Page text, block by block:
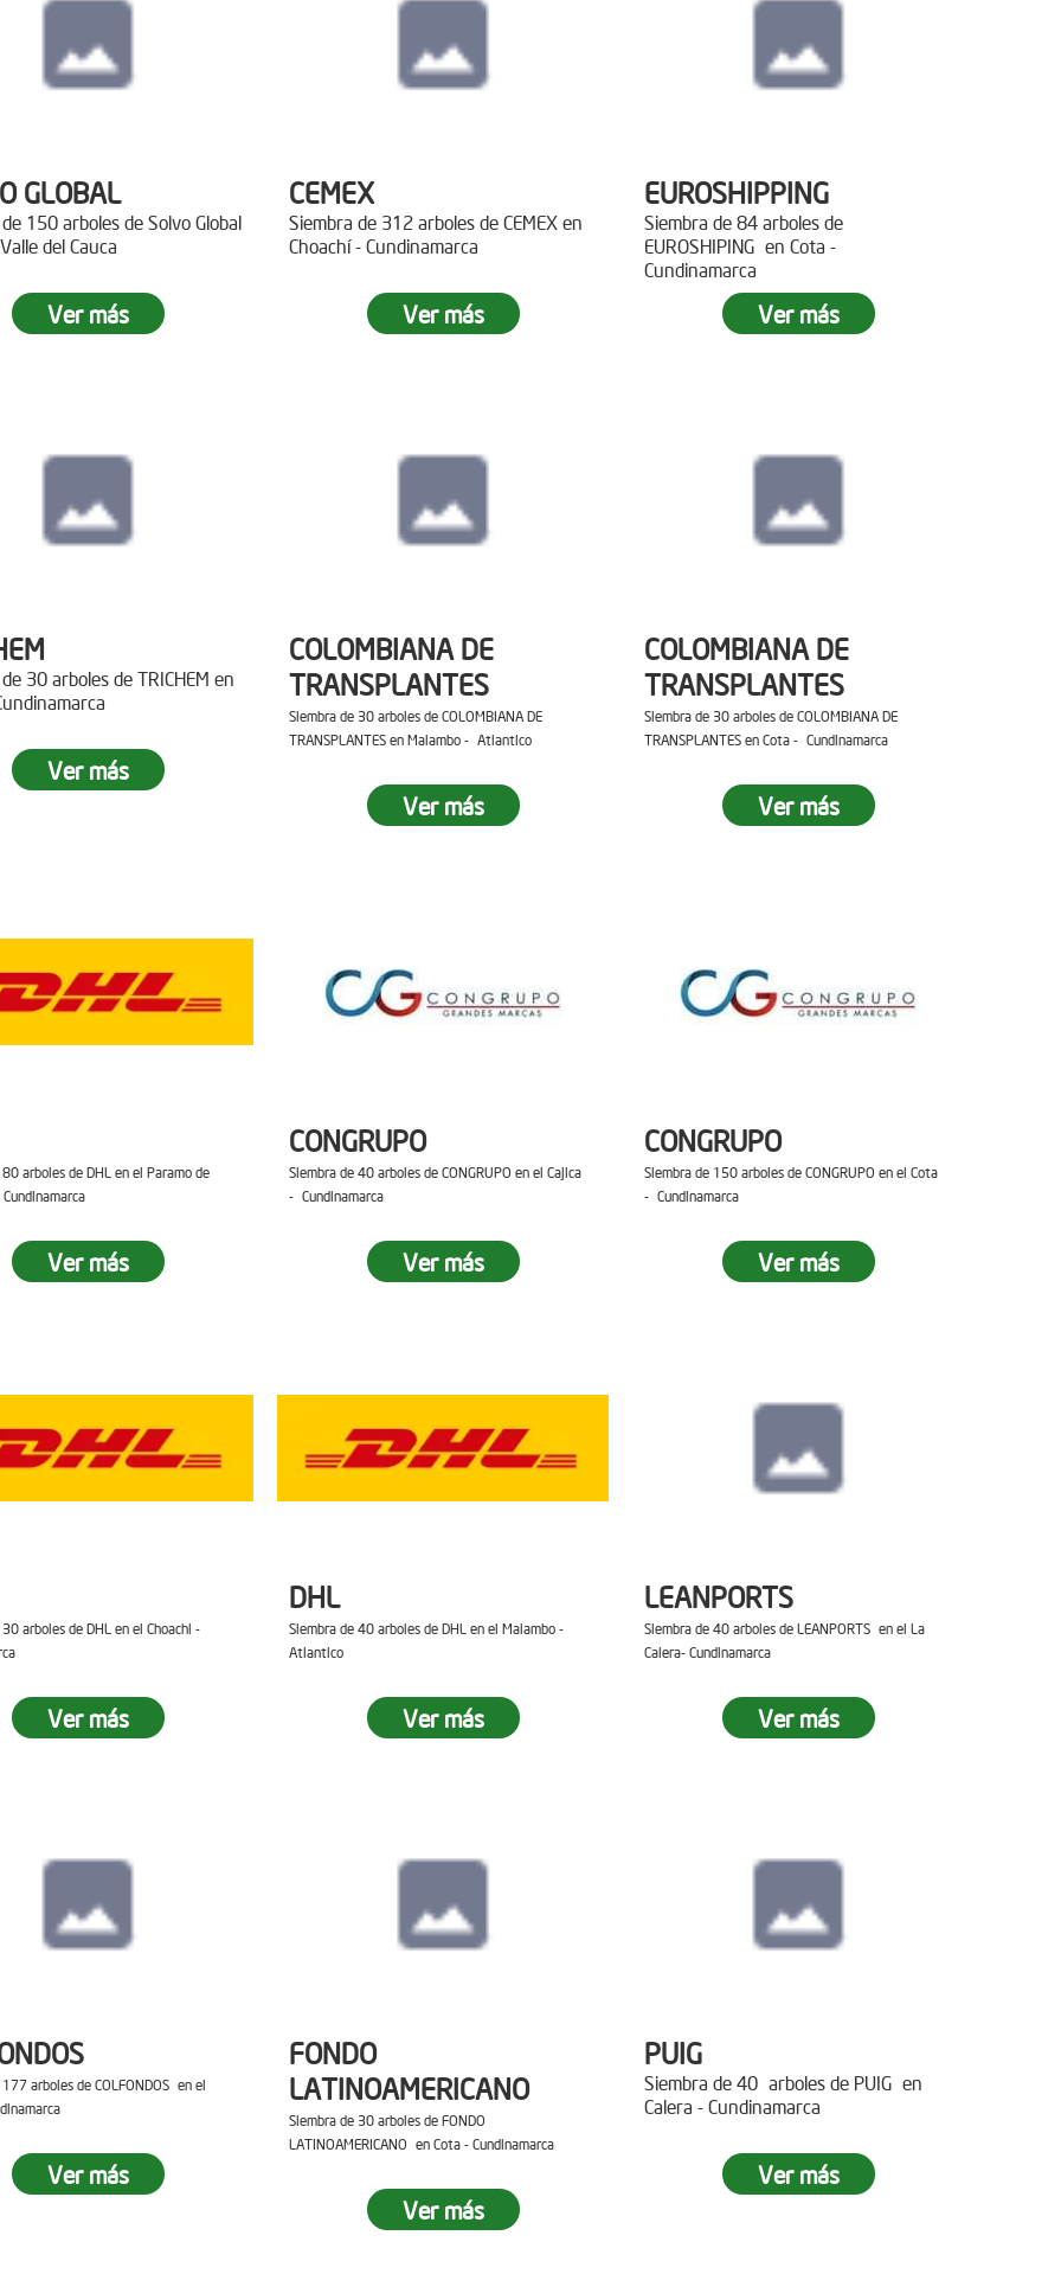
GLOBAL
150 arboles de Solvo Global
del Cauca
Ver más
CEMEX
Siembra de 312 arboles de CEMEX en
Choachí - Cundinamarca
Ver más
EUROSHIPPING
Siembra de 84 arboles de
EUROSHIPING en Cota -
Cundinamarca
Ver más
30 arboles de TRICHEM en
Ver más
COLOMBIANA DE
TRANSPLANTES
Siembra de 30 arboles de COLOMBIANA DE
TRANSPLANTES en Malambo - Atlantico
Ver más
COLOMBIANA DE
TRANSPLANTES
Siembra de 30 arboles de COLOMBIANA DE
TRANSPLANTES en Cota - Cundinamarca
Ver más
arboles de DHL en el Paramo de
Ver más
CONGRUPO
Siembra de 40 arboles de CONGRUPO en el Cajica
- Cundinamarca
Ver más
CONGRUPO
Siembra de 150 arboles de CONGRUPO en el Cota
- Cundinamarca
Ver más
arboles de DHL en el Choachi -
Ver más
DHL
Siembra de 40 arboles de DHL en el Malambo -
Atlantico
Ver más
LEANPORTS
Siembra de 40 arboles de LEANPORTS en el La
Calera- Cundinamarca
Ver más
arboles de COLFONDOS en el
Ver más
FONDO
LATINOAMERICANO
Siembra de 30 arboles de FONDO
LATINOAMERICANO en Cota - Cundinamarca
Ver más
PUIG
Siembra de 40 arboles de PUIG en
Calera - Cundinamarca
Ver más